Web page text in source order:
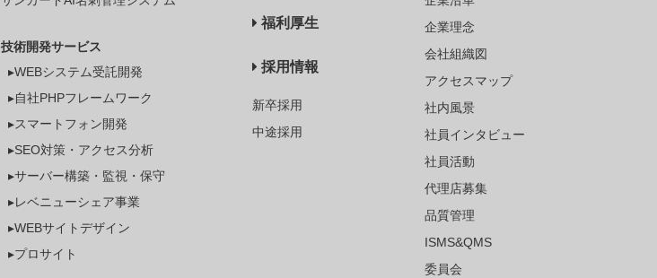
技術開発サービス
▸WEBシステム受託開発
▸自社PHPフレームワーク
▸スマートフォン開発
▸SEO対策・アクセス分析
▸サーバー構築・監視・保守
▸レベニューシェア事業
▸WEBサイトデザイン
▸プロサイト
福利厚生
採用情報
新卒採用
中途採用
企業理念
会社組織図
アクセスマップ
社内風景
社員インタビュー
社員活動
代理店募集
品質管理
ISMS&QMS
委員会